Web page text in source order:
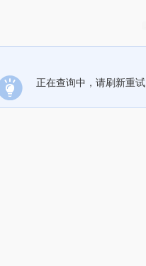
正在查询中，请刷新重试